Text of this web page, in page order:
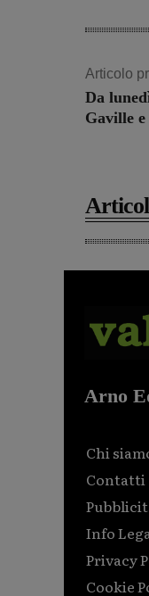
Articolo
Da
Gaville
Arno
Chi
Contatti
Info
Privacy
Cookie